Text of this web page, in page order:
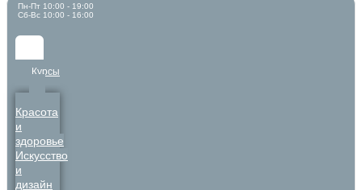
Пн-Пт 10:00 - 19:00
Сб-Вс 10:00 - 16:00
Курсы
Красота
и
здоровье
Искусство
и
дизайн